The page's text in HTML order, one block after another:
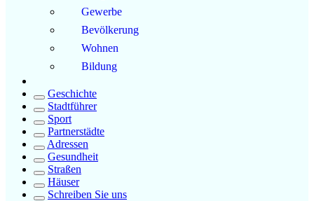
Gewerbe
Bevölkerung
Wohnen
Bildung
Geschichte
Stadtführer
Sport
Partnerstädte
Adressen
Gesundheit
Straßen
Häuser
Schreiben Sie uns